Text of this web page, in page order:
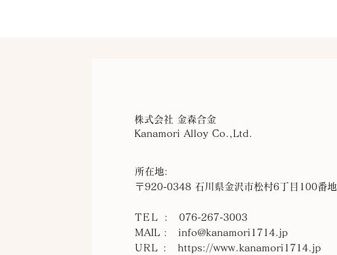
株式会社 金森合金
Kanamori Alloy Co.,Ltd.
所在地:
〒920-0348 石川県金沢市松村6丁目100番地
TEL
: 076-267-3003
MAIL : info@kanamori1714.jp
URL :https://www.kanamori1714.jp